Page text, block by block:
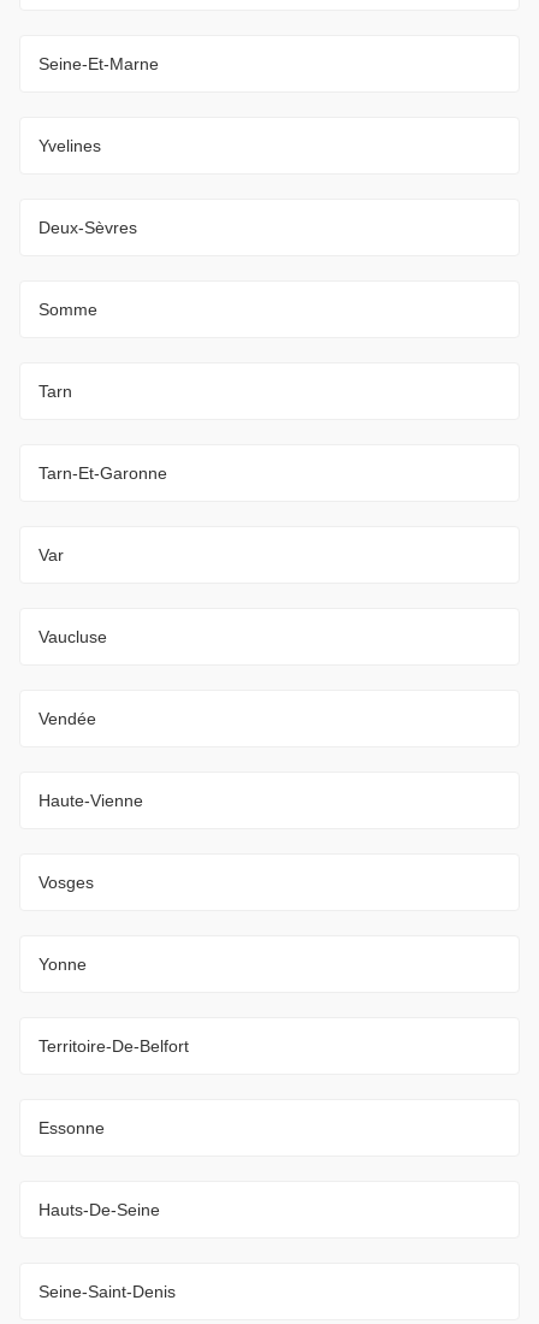
Seine-Et-Marne
Yvelines
Deux-Sèvres
Somme
Tarn
Tarn-Et-Garonne
Var
Vaucluse
Vendée
Haute-Vienne
Vosges
Yonne
Territoire-De-Belfort
Essonne
Hauts-De-Seine
Seine-Saint-Denis